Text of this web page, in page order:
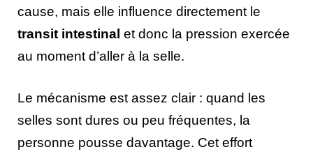
cause, mais elle influence directement le
transit intestinal et donc la pression exercée
au moment d’aller à la selle.
Le mécanisme est assez clair : quand les
selles sont dures ou peu fréquentes, la
personne pousse davantage. Cet effort